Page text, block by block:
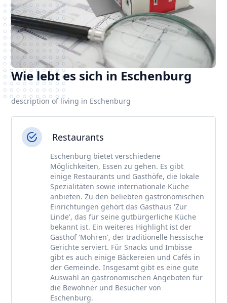
Wie lebt es sich in Eschenburg
description of living in Eschenburg
Restaurants
Eschenburg bietet verschiedene
Möglichkeiten, Essen zu gehen. Es gibt
einige Restaurants und Gasthöfe, die lokale
Spezialitäten sowie internationale Küche
anbieten. Zu den beliebten gastronomischen
Einrichtungen gehört das Gasthaus 'Zur
Linde', das für seine gutbürgerliche Küche
bekannt ist. Ein weiteres Highlight ist der
Gasthof 'Mohren', der traditionelle hessische
Gerichte serviert. Für Snacks und Imbisse
gibt es auch einige Bäckereien und Cafés in
der Gemeinde. Insgesamt gibt es eine gute
Auswahl an gastronomischen Angeboten für
die Bewohner und Besucher von
Eschenburg.